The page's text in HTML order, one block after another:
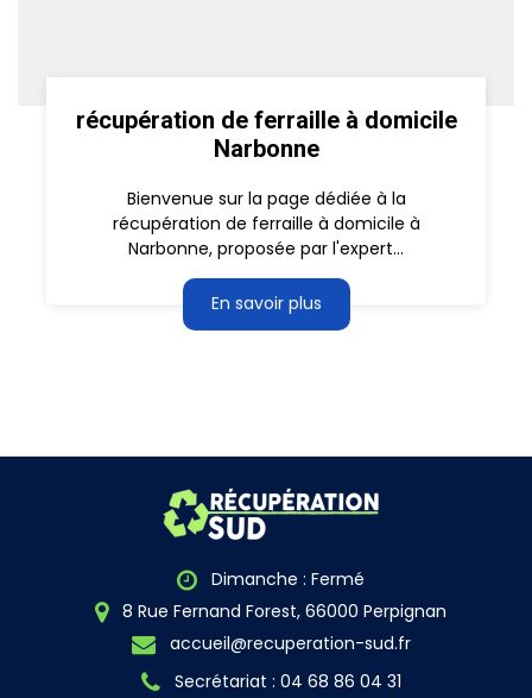
récupération de ferraille à domicile
Narbonne
Bienvenue sur la page dédiée à la
récupération de ferraille à domicile à
Narbonne, proposée par l'expert...
En savoir plus
Dimanche : Fermé
8 Rue Fernand Forest, 66000 Perpignan
accueil@recuperation-sud.fr
Secrétariat : 04 68 86 04 31